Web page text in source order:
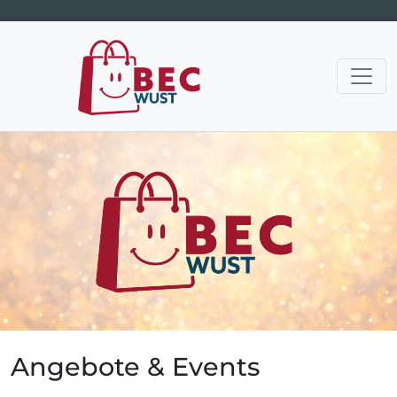
Hauptnavigation
Angebote & Events